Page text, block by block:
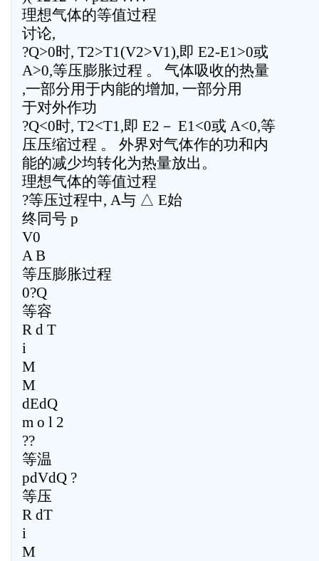
理想气体的等值过程
讨论,
?Q>0时, T2>T1(V2>V1),即 E2-E1>0或
A>0,等压膨胀过程 。 气体吸收的热量
,一部分用于内能的增加, 一部分用
于对外作功
?Q<0时, T2<T1,即 E2－ E1<0或 A<0,等
压压缩过程 。 外界对气体作的功和内
能的减少均转化为热量放出。
理想气体的等值过程
?等压过程中, A与 △ E始
终同号 p
V0
A B
等压膨胀过程
0?Q
等容
R d T
i
M
M
dEdQ
m o l 2
??
等温
pdVdQ ?
等压
R dT
i
M